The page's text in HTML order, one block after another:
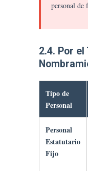
personal de
2.4. Por el
Tipo de
Personal
Personal
Estatutario
Fijo